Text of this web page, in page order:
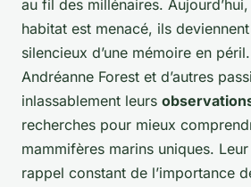
au fil des millénaires.
habitat est menacé, ils
silencieux d’une mémoire en
Andréanne Forest et d’autres
inlassablement leurs
recherches pour mieux
mammifères marins uniques.
rappel constant de l’importance